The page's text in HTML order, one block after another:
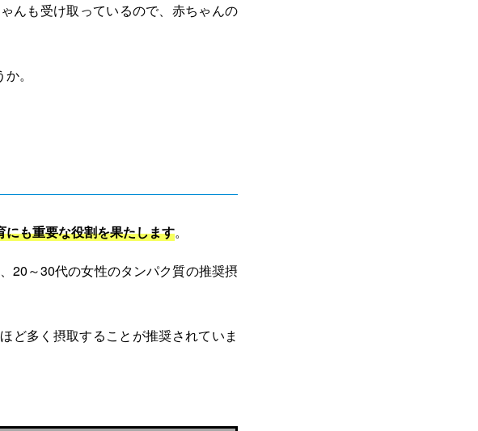
んも受け取っているので、赤ちゃんの
。
も重要な役割を果たします。
20～30代の女性のタンパク質の推奨摂
ど多く摂取することが推奨されていま